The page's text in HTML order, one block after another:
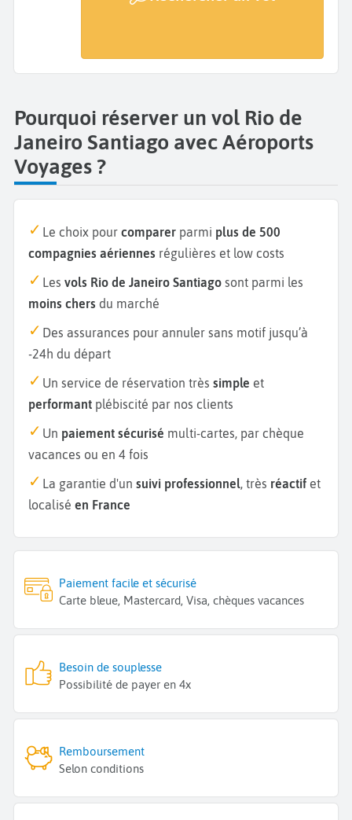
Pourquoi réserver un vol Rio de
Janeiro Santiago avec Aéroports
Voyages ?
Le choix pour comparer parmi plus de 500
compagnies aériennes régulières et low costs
Les vols Rio de Janeiro Santiago sont parmi les
moins chers du marché
Des assurances pour annuler sans motif jusqu’à
-24h du départ
Un service de réservation très simple et
performant plébiscité par nos clients
Un paiement sécurisé multi-cartes, par chèque
vacances ou en 4 fois
La garantie d'un suivi professionnel, très réactif et
localisé en France
Paiement facile et sécurisé
Carte bleue, Mastercard, Visa, chèques vacances
Besoin de souplesse
Possibilité de payer en 4x
Remboursement
Selon conditions